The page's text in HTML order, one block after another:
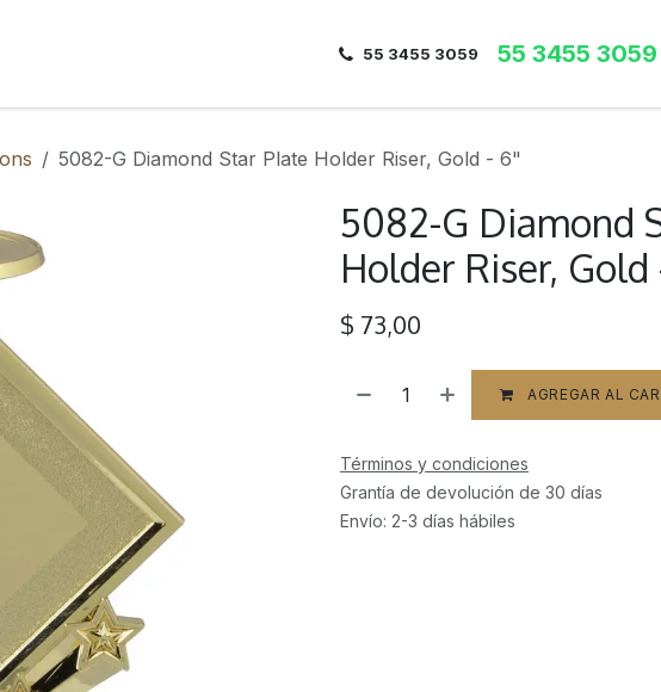
55 3455 3059 55 3455 3059
5082-G Diamond Star Plate Holder Riser, Gold - 6"
5082-G Diamond
Holder Riser, Gold
$ 73,00
AGREGAR AL
Términos y condiciones
Grantía de devolución de 30 días
Envío: 2-3 días hábiles